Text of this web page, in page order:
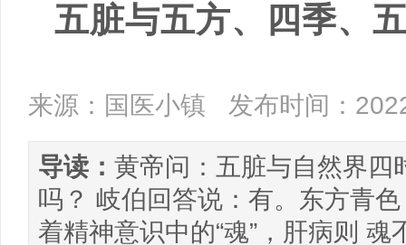
五脏与五方、四季、
来源：国医小镇 发布时间：
导读： 黄帝问：五脏与自然界四
吗？ 岐伯回答说：有。东方青
着精神意识中的“魂”，肝病则